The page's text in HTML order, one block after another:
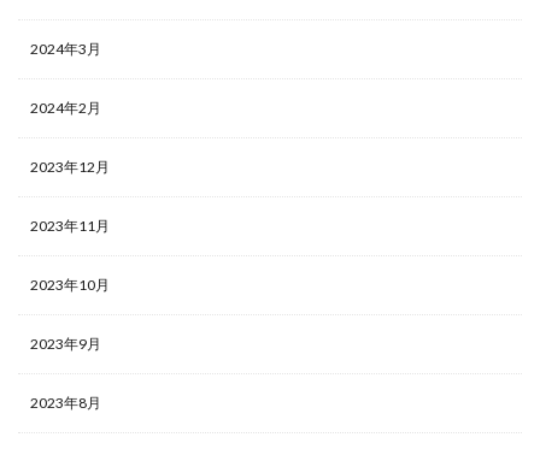
2024年3月
2024年2月
2023年12月
2023年11月
2023年10月
2023年9月
2023年8月